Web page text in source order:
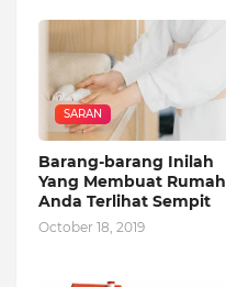
SARAN
Barang-barang Inilah
Yang Membuat Rumah
Anda Terlihat Sempit
October 18, 2019